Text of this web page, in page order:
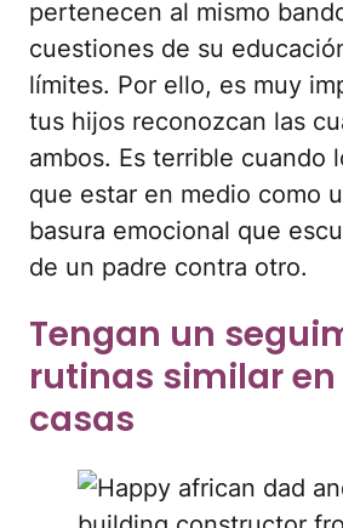
pertenecen al mismo
cuestiones de su
límites. Por ello, es muy
tus hijos reconozcan las
ambos. Es terrible cuando
que estar en medio como
basura emocional que
de un padre contra otro.
Tengan un
rutinas similar
casas